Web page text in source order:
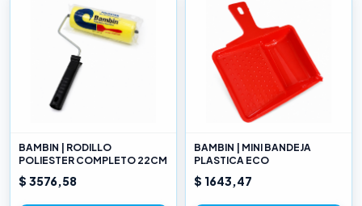
BAMBIN | RODILLO
POLIESTER COMPLETO 22CM
$ 3576,58
BAMBIN | MINI BANDEJA
PLASTICA ECO
$ 1643,47